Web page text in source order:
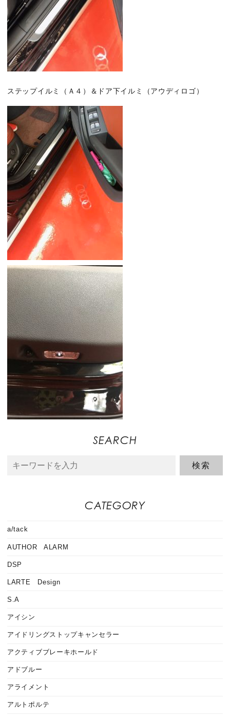
ステップイルミ（Ａ４）＆ドア下イルミ（アウディロゴ）
SEARCH
CATEGORY
a/tack
AUTHOR ALARM
DSP
LARTE Design
S.A
アイシン
アイドリングストップキャンセラー
アクティブブレーキホールド
アドブルー
アライメント
アルトポルテ